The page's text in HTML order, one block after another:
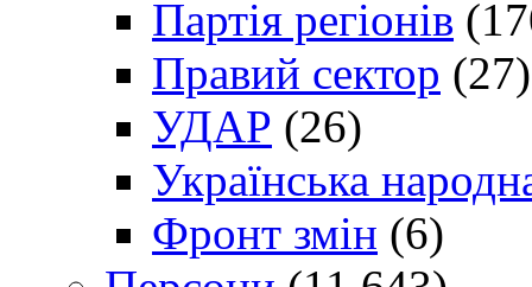
Партія регіонів
Правий сектор (27)
УДАР (26)
Українська
Фронт змін (6)